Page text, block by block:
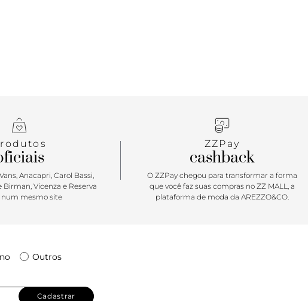
Anacapri, Carol Bassi,
Birman, Vicenza e Reserva
num mesmo site
ZZPay
cashback
O ZZPay chegou para transformar a forma
que você faz suas compras no ZZ MALL, a
plataforma de moda da AREZZO&CO.
Outros
Cadastrar